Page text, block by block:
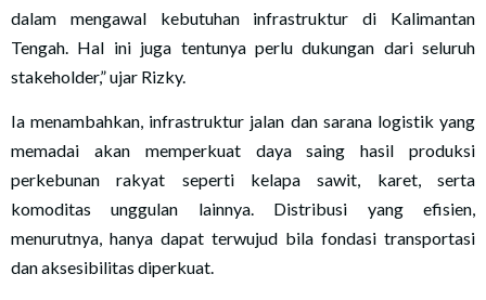
dalam mengawal kebutuhan infrastruktur di Kalimantan
Tengah. Hal ini juga tentunya perlu dukungan dari seluruh
stakeholder,” ujar Rizky.
Ia menambahkan, infrastruktur jalan dan sarana logistik yang
memadai akan memperkuat daya saing hasil produksi
perkebunan rakyat seperti kelapa sawit, karet, serta
komoditas unggulan lainnya. Distribusi yang efisien,
menurutnya, hanya dapat terwujud bila fondasi transportasi
dan aksesibilitas diperkuat.